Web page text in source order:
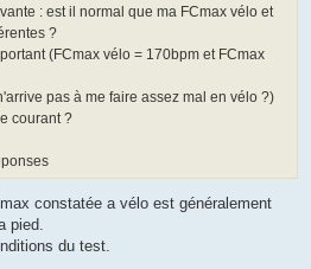
: est il normal que ma FCmax vélo et
?
(FCmax vélo = 170bpm et FCmax
pas à me faire assez mal en vélo ?)
courant ?
constatée a vélo est généralement
pied.
du test.